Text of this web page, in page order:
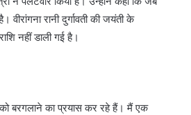
रानी दुर्गावती की जयंती के
नहीं डाली गई है।
बरगलाने का प्रयास कर रहे हैं। मैं एक